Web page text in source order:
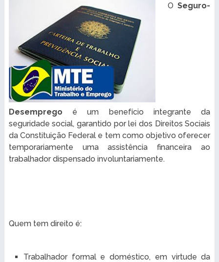
OSeguro-
Desemprego é um benefício integrante da
seguridade social, garantido por lei dos Direitos Sociais
da Constituição Federal e tem como objetivo oferecer
temporariamente uma assistência financeira ao
trabalhador dispensado involuntariamente.
Quem tem direito é:
Trabalhador formal e doméstico, em virtude da